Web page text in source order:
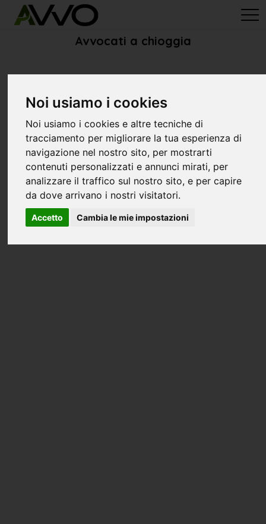
Noi usiamo i cookies
Noi usiamo i cookies e altre tecniche di
tracciamento per migliorare la tua esperienza di
navigazione nel nostro sito, per mostrarti
contenuti personalizzati e annunci mirati, per
analizzare il traffico sul nostro sito, e per capire
da dove arrivano i nostri visitatori.
Accetto Cambia le mie impostazioni
avvo-it>Venecia> Avvocati chioggia
Avvocati a chioggia